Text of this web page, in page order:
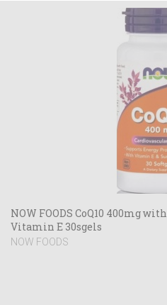
NOW FOODS CoQ10 400mg with
Vitamin E 30sgels
NOW FOODS